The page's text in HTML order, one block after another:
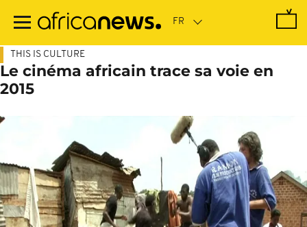
contenu
THIS IS CULTURE
Le cinéma africain trace sa voie en
2015